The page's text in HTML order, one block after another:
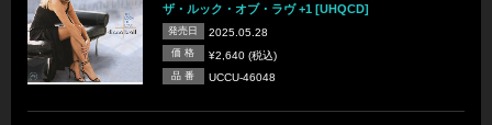
ザ・ルック・オブ・ラヴ +1 [UHQCD]
発売日 2025.05.28
価 格 ¥2,640 (税込)
品 番 UCCU-46048